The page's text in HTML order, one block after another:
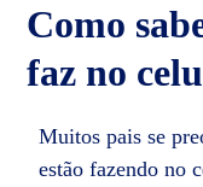
Como
faz no
Muitos pais se
estão fazendo no